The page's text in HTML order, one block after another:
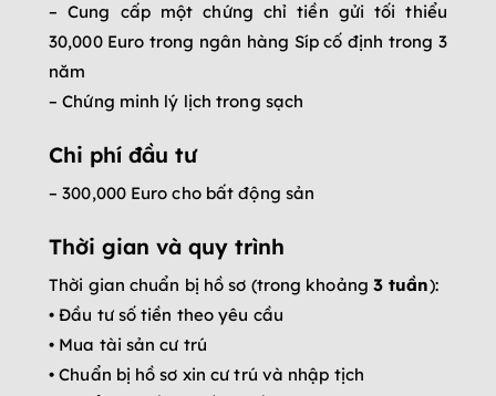
– Cung cấp một chứng chỉ tiền gửi tối thiểu
30,000 Euro trong ngân hàng Síp cố định trong 3
năm
– Chứng minh lý lịch trong sạch
Chi phí đầu tư
– 300,000 Euro cho bất động sản
Thời gian và quy trình
Thời gian chuẩn bị hồ sơ (trong khoảng 3 tuần):
• Đầu tư số tiền theo yêu cầu
• Mua tài sản cư trú
• Chuẩn bị hồ sơ xin cư trú và nhập tịch